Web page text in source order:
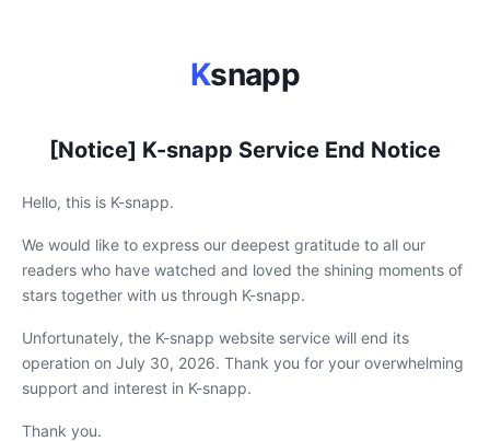
Ksnapp
[Notice] K-snapp Service End Notice
Hello, this is K-snapp.
We would like to express our deepest gratitude to all our
readers who have watched and loved the shining moments of
stars together with us through K-snapp.
Unfortunately, the K-snapp website service will end its
operation on July 30, 2026. Thank you for your overwhelming
support and interest in K-snapp.
Thank you.